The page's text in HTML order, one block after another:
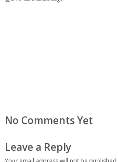
No Comments Yet
Leave a Reply